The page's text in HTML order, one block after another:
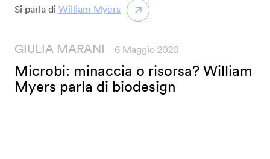
Si parla di William Myers
GIULIA MARANI 6 Maggio 2020
Microbi: minaccia o risorsa? William
Myers parla di biodesign